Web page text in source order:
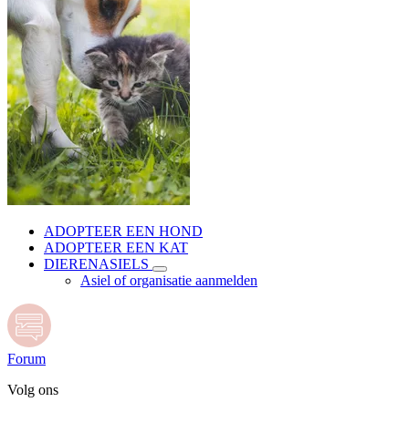
ADOPTEER EEN HOND
ADOPTEER EEN KAT
DIERENASIELS
Asiel of organisatie aanmelden
Forum
Volg ons